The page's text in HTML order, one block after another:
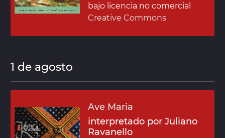
bajo licencia no comercial
Creative Commons
1 de agosto
Ave Maria
interpretado por Juliano
Ravanello